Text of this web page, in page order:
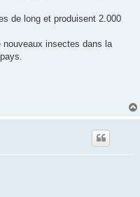
de long et produisent 2.000
nouveaux insectes dans la